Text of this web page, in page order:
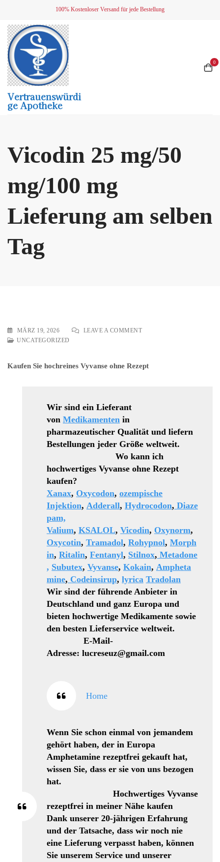
content
100% Kostenloser Versand für jede Bestellung
Vertrauenswürdi
Ge Apotheke
0
Vicodin 25 mg/50
mg/100 mg
Lieferung am selben
Tag
MÄRZ 19, 2026 LEAVE A COMMENTON
MG/100
UNCATEGORIZED
Kaufen Sie hochreines Vyvanse ohne Rezept
Wir sind ein Lieferant
von Medikamenten in
pharmazeutischer Qualität und liefern
Bestellungen jeder Größe weltweit.
Wo kann ich
hochwertiges Vyvanse ohne Rezept
kaufen?
Xanax, Oxycodon, ozempische
Injektion, Adderall, Hydrocodon, Diaze
pam,
Valium, KSALOL, Vicodin, Oxynorm,
Oxycotin, Tramadol, Rohypnol, Morph
in, Ritalin, Fentanyl, Stilnox, Metadone
, Subutex, Vyvanse, Kokain, Ampheta
mine, Codeinsirup, lyrica Tradolan
Wir sind der führende Anbieter in
Deutschland und ganz Europa und
bieten hochwertige Medikamente sowie
den besten Lieferservice weltweit.
E-Mail-
Adresse: lucreseuz@gmail.com
Home
Wenn Sie schon einmal von jemandem
gehört haben, der in Europa
Amphetamine rezeptfrei gekauft hat,
wissen Sie, dass er sie von uns bezogen
hat.
Hochwertiges Vyvanse
rezeptfrei in meiner Nähe kaufen
Dank unserer 20-jährigen Erfahrung
und der Tatsache, dass wir noch nie
eine Lieferung verpasst haben, können
Sie unserem Service und unserer